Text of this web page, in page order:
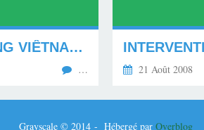
GOOD MORNING VIÊTNAM (BLOG DU 25.08.08, PAPIER)
… 21 Août 2008
Grayscale © 2014 - Hébergé par Overblog